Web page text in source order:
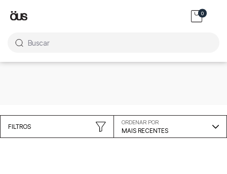
0
FILTROS
ORDENAR POR
MAIS RECENTES